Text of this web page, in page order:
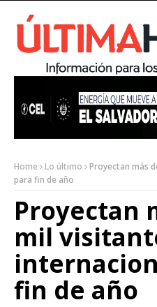
Home Lo último
Proyectan más
para fin de año
Proyectan
mil
fin de año